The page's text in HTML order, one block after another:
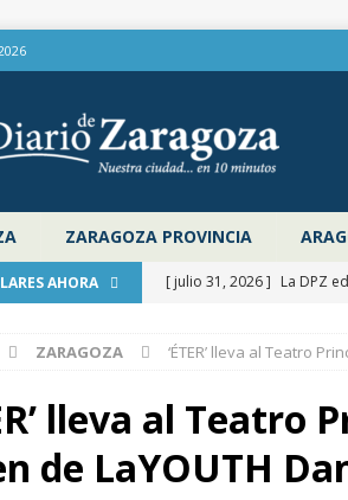
ZARAGOZA PROVINCIA
AHORA [ julio 31, 2026 ] La DPZ
aire libre en el verano
[ julio 31, 2026 ]
Pancho
Diputación de Zaragoza
[ julio 31, 2026 ]
ZARAGOZA ‘ÉTER’ lleva al Teatro
lleva al
de LaYOUTH